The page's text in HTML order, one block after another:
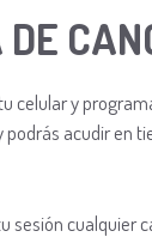
celular y
acudir en
sesión cualquier